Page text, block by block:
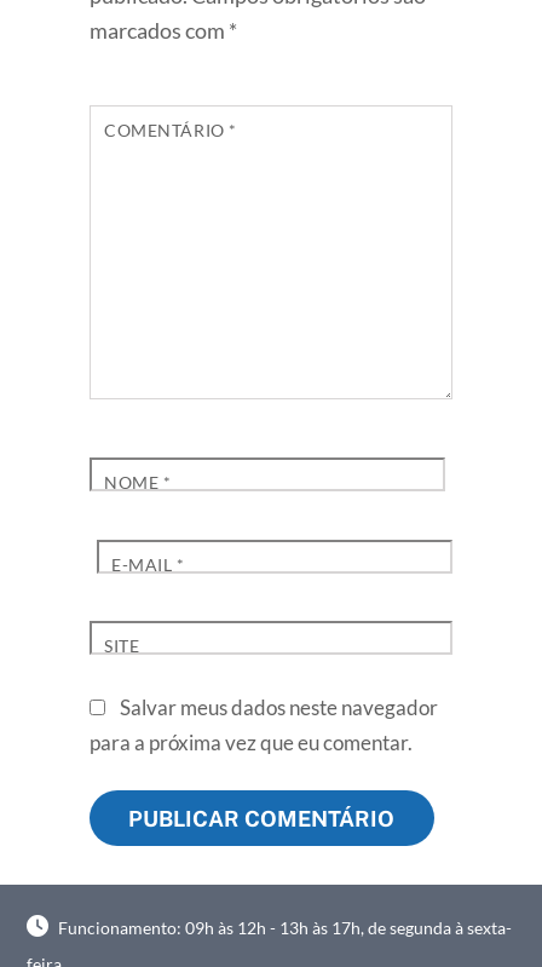
marcados com *
COMENTÁRIO *
NOME *
E-MAIL *
SITE
Salvar meus dados neste navegador
para a próxima vez que eu comentar.
Funcionamento: 09h às 12h - 13h às 17h, de segunda à sexta-